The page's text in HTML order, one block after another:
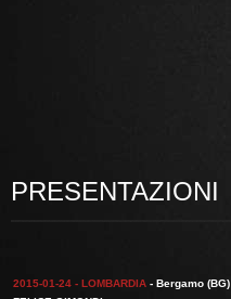
PRESENTAZIONI
2015-01-24 - LOMBARDIA - Bergamo (BG)